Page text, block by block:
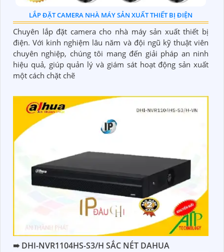
LẮP ĐẶT CAMERA NHÀ MÁY SẢN XUẤT THIẾT BỊ ĐIỆN
Chuyên lắp đặt camera cho nhà máy sản xuất thiết bị
điện. Với kinh nghiệm lâu năm và đội ngũ kỹ thuật viên
chuyên nghiệp, chúng tôi mang đến giải pháp an ninh
hiệu quả, giúp quản lý và giám sát hoạt động sản xuất
một cách chặt chẽ
➠ DHI-NVR1104HS-S3/H SẮC NÉT DAHUA